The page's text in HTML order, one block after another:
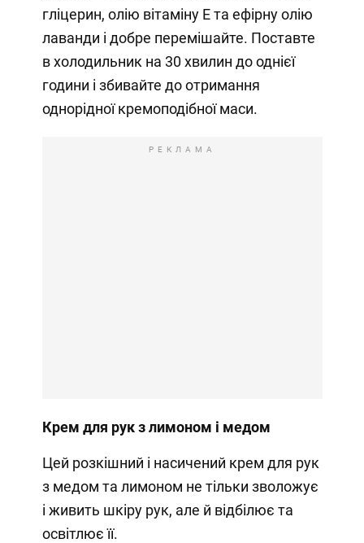
гліцерин, олію вітаміну Е та ефірну олію
лаванди і добре перемішайте. Поставте
в холодильник на 30 хвилин до однієї
години і збивайте до отримання
однорідної кремоподібної маси.
РЕКЛАМА
Крем для рук з лимоном і медом
Цей розкішний і насичений крем для рук
з медом та лимоном не тільки зволожує
і живить шкіру рук, але й відбілює та
освітлює її.